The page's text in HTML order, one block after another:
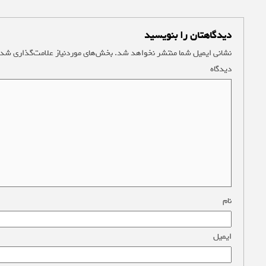
دیدگاهتان را بنویسید
نشانی ایمیل شما منتشر نخواهد شد.بخش‌های موردنیاز علامت‌گذاری
دیدگاه
نام
ایمیل